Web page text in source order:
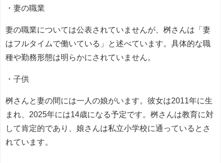
・妻の職業
妻の職業については公表されていませんが、桝さんは「妻
はフルタイムで働いている」と述べています。具体的な職
種や勤務形態は明らかにされていません。
・子供
桝さんと妻の間には一人の娘がいます。彼女は2011年に生
まれ、2025年には14歳になる予定です。桝さんは教育に対
して肯定的であり、娘さんは私立小学校に通っているとさ
れています。